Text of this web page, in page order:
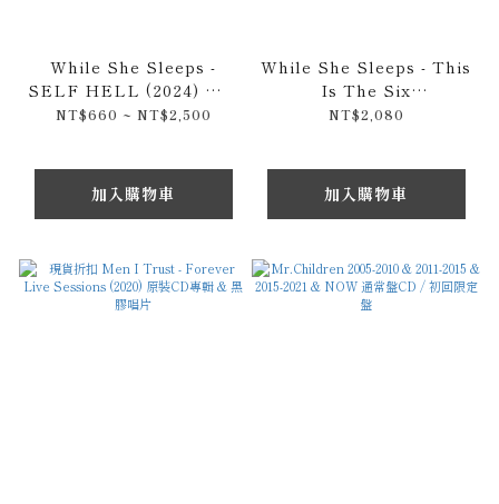
While She Sleeps -
SELF HELL (2024) 原裝
CD專輯 / 限量黑膠唱片
NT$660 ~ NT$2,500
加入購物車
While She Sleeps - This
Is The Six
(Remastered) 10周年灰燼
NT$2,080
加入購物車